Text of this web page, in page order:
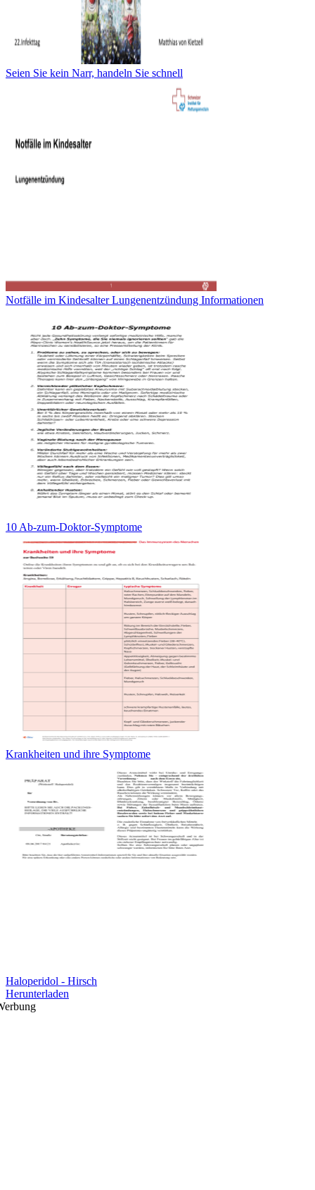
Seien Sie kein Narr, handeln Sie schnell
Notfälle im Kindesalter Lungenentzündung Informationen
10 Ab-zum-Doktor-Symptome
Krankheiten und ihre Symptome
Haloperidol - Hirsch
Herunterladen